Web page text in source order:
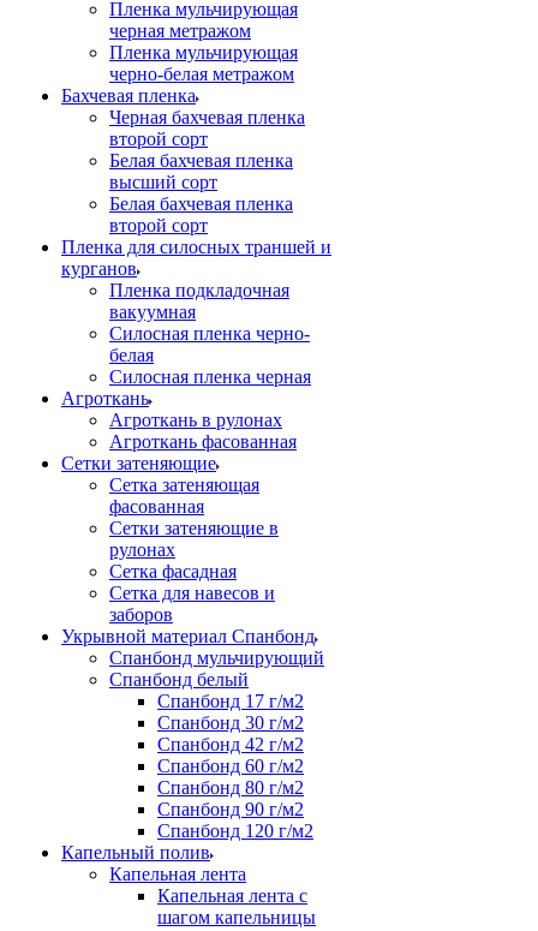
Пленка мульчирующая
черная метражом
Пленка мульчирующая
черно-белая метражом
Бахчевая пленка
Черная бахчевая пленка
второй сорт
Белая бахчевая пленка
высший сорт
Белая бахчевая пленка
второй сорт
Пленка для силосных траншей и
курганов
Пленка подкладочная
вакуумная
Силосная пленка черно-
белая
Силосная пленка черная
Агроткань
Агроткань в рулонах
Агроткань фасованная
Сетки затеняющие
Сетка затеняющая
фасованная
Сетки затеняющие в
рулонах
Сетка фасадная
Сетка для навесов и
заборов
Укрывной материал Спанбонд
Спанбонд мульчирующий
Спанбонд белый
Спанбонд 17 г/м2
Спанбонд 30 г/м2
Спанбонд 42 г/м2
Спанбонд 60 г/м2
Спанбонд 80 г/м2
Спанбонд 90 г/м2
Спанбонд 120 г/м2
Капельный полив
Капельная лента
Капельная лента с
шагом капельницы